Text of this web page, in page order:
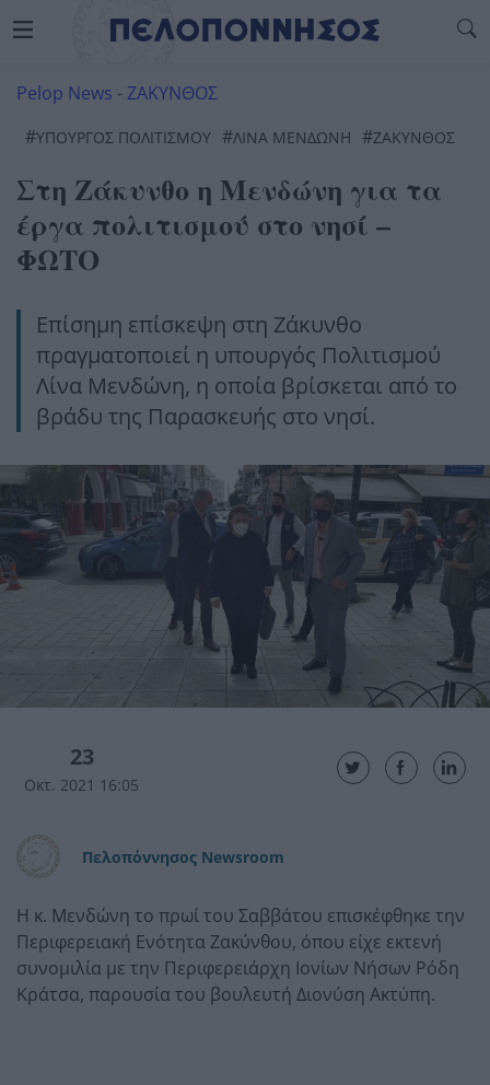
Pelop News -ΖΑΚΥΝΘΟΣ
#ΥΠΟΥΡΓΌΣ ΠΟΛΙΤΙΣΜΟΎ #ΛΙΝΑ ΜΕΝΔΩΝΗ #ΖΑΚΥΝΘΟΣ
Στη Ζάκυνθο η Μενδώνη για τα
έργα πολιτισμού στο νησί –
ΦΩΤΟ
Επίσημη επίσκεψη στη Ζάκυνθο
πραγματοποιεί η υπουργός Πολιτισμού
Λίνα Μενδώνη, η οποία βρίσκεται από το
βράδυ της Παρασκευής στο νησί.
23
Οκτ. 2021 16:05
Πελοπόννησος Newsroom
Η κ. Μενδώνη το πρωί του Σαββάτου επισκέφθηκε την
Περιφερειακή Ενότητα Ζακύνθου, όπου είχε εκτενή
συνομιλία με την Περιφερειάρχη Ιονίων Νήσων Ρόδη
Κράτσα, παρουσία του βουλευτή Διονύση Ακτύπη.